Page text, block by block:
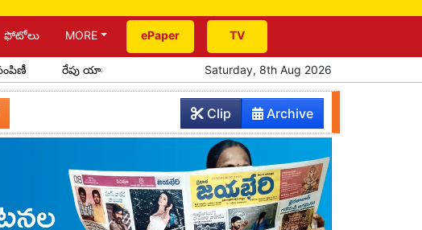
ఫోటోలు MORE ePaper TV
రేపు యాదాద్రికి సీఎం రాక పూర్వ విద్యార్థుల ఆత్మీయ సమ్మేళనం
Saturday, 8th Aug 2026
Archive
Clip